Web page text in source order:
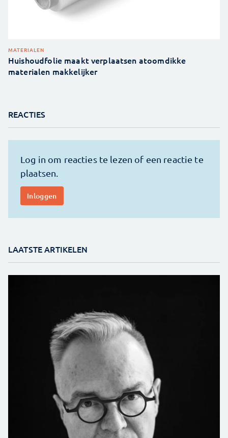
MATERIALEN
Huishoudfolie maakt verplaatsen atoomdikke
materialen makkelijker
REACTIES
LAATSTE ARTIKELEN